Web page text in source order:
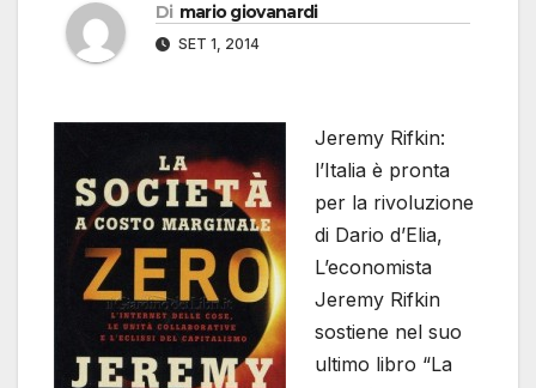
Di mario giovanardi
SET 1, 2014
Jeremy Rifkin:
l’Italia è pronta
per la rivoluzione
di Dario d’Elia,
L’economista
Jeremy Rifkin
sostiene nel suo
ultimo libro “La